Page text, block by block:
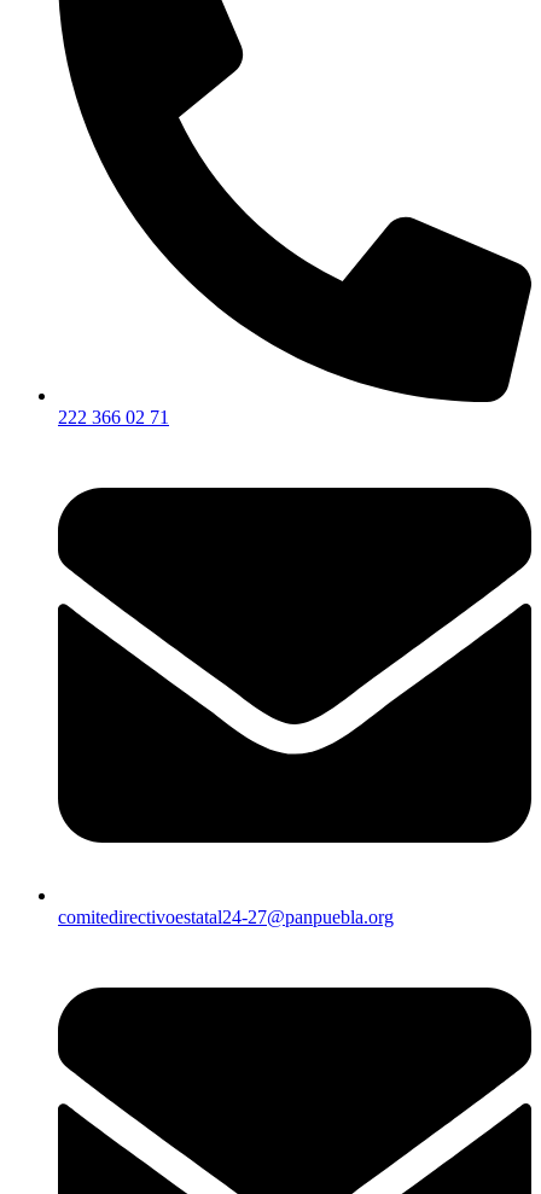
222 366 02 71
comitedirectivoestatal24-27@panpuebla.org